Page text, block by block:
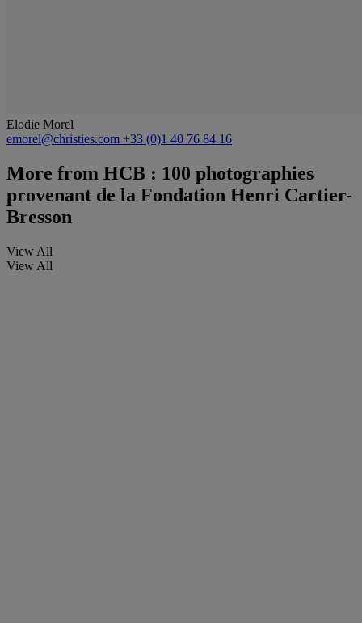
Elodie Morel
emorel@christies.com +33 (0)1 40 76 84 16
More from HCB : 100 photographies
provenant de la Fondation Henri Cartier-
Bresson
View All
View All